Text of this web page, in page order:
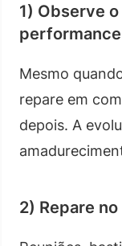
1) Observe
performance
Mesmo
repare em
depois. A
2) Repare